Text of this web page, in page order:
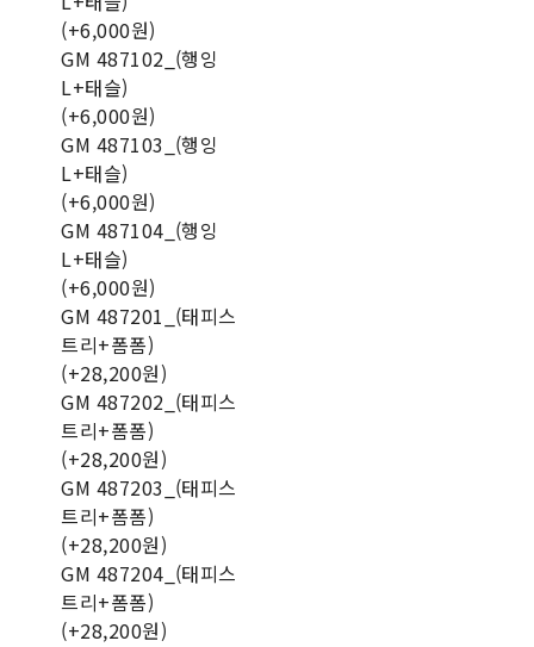
(+6,000원)
GM 487102_(행잉
L+태슬)
(+6,000원)
GM 487103_(행잉
L+태슬)
(+6,000원)
GM 487104_(행잉
L+태슬)
(+6,000원)
GM 487201_(태피스
트리+폼폼)
(+28,200원)
GM 487202_(태피스
트리+폼폼)
(+28,200원)
GM 487203_(태피스
트리+폼폼)
(+28,200원)
GM 487204_(태피스
트리+폼폼)
(+28,200원)